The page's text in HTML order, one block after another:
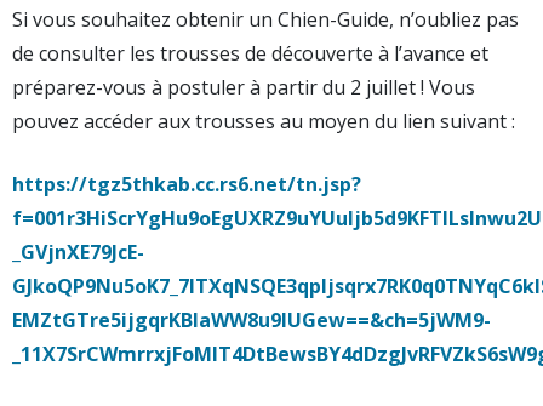
Si vous souhaitez obtenir un Chien-Guide, n’oubliez pas
de consulter les trousses de découverte à l’avance et
préparez-vous à postuler à partir du 2 juillet ! Vous
pouvez accéder aux trousses au moyen du lien suivant :
https://tgz5thkab.cc.rs6.net/tn.jsp?
_GVjnXE79JcE-
EMZtGTre5ijgqrKBlaWW8u9lUGew==&ch=5jWM9-